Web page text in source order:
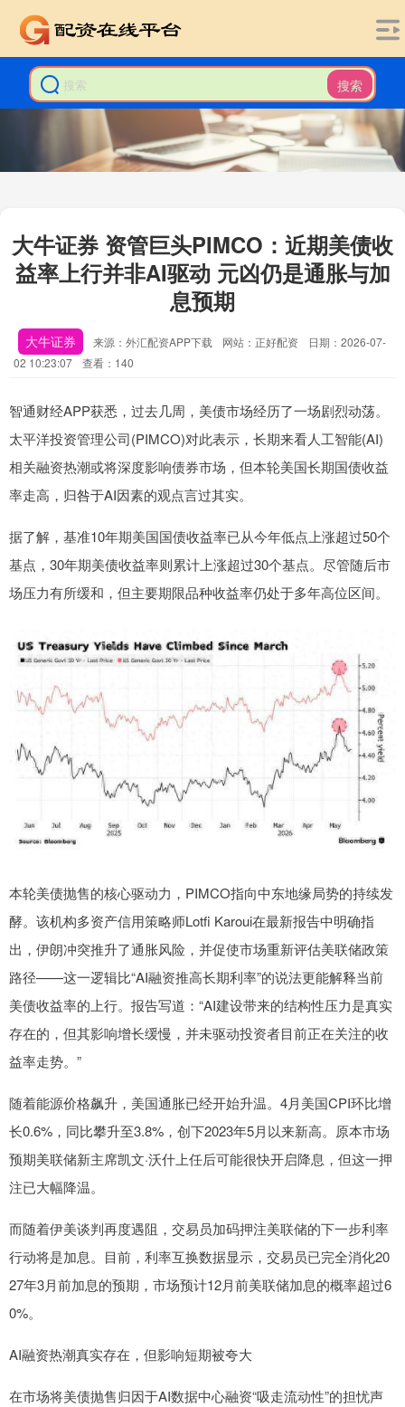
搜索
大牛证券 资管巨头PIMCO：近期美债收
益率上行并非AI驱动 元凶仍是通胀与加
息预期
大牛证券 来源：外汇配资APP下载 网站：正好配资
日期：2026-07-
02 10:23:07
查看：140
智通财经APP获悉，过去几周，美债市场经历了一场剧烈动荡。
太平洋投资管理公司(PIMCO)对此表示，长期来看人工智能(AI)
相关融资热潮或将深度影响债券市场，但本轮美国长期国债收益
率走高，归咎于AI因素的观点言过其实。
据了解，基准10年期美国国债收益率已从今年低点上涨超过50个
基点，30年期美债收益率则累计上涨超过30个基点。尽管随后市
场压力有所缓和，但主要期限品种收益率仍处于多年高位区间。
本轮美债抛售的核心驱动力，PIMCO指向中东地缘局势的持续发
酵。该机构多资产信用策略师Lotfi Karoui在最新报告中明确指
出，伊朗冲突推升了通胀风险，并促使市场重新评估美联储政策
路径——这一逻辑比“AI融资推高长期利率”的说法更能解释当前
美债收益率的上行。报告写道：“AI建设带来的结构性压力是真实
存在的，但其影响增长缓慢，并未驱动投资者目前正在关注的收
益率走势。”
随着能源价格飙升，美国通胀已经开始升温。4月美国CPI环比增
长0.6%，同比攀升至3.8%，创下2023年5月以来新高。原本市场
预期美联储新主席凯文·沃什上任后可能很快开启降息，但这一押
注已大幅降温。
而随着伊美谈判再度遇阻，交易员加码押注美联储的下一步利率
行动将是加息。目前，利率互换数据显示，交易员已完全消化20
27年3月前加息的预期，市场预计12月前美联储加息的概率超过6
0%。
AI融资热潮真实存在，但影响短期被夸大
在市场将美债抛售归因于AI数据中心融资“吸走流动性”的担忧声